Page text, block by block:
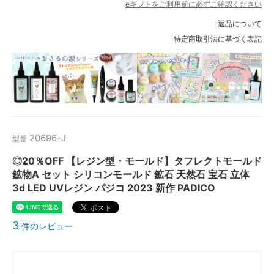
eギフトをご利用前に必ずご確認ください
返品について
特定商取引法に基づく表記
型番 20696-J
◎20％OFF 【レジン型・モールド】タフレクトモールド
鉱物A セット シリコンモールド 鉱石 天然石 宝石 立体
3d LED UVレジン パジコ 2023 新作 PADICO
3 件のレビュー